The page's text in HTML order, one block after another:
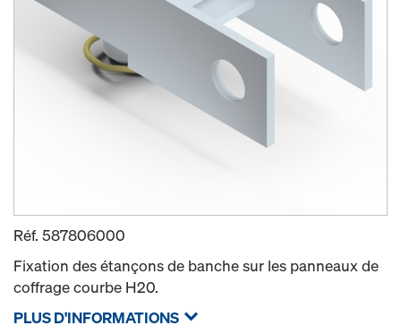
Réf. 587806000
Fixation des étançons de banche sur les panneaux de
coffrage courbe H20.
PLUS D'INFORMATIONS